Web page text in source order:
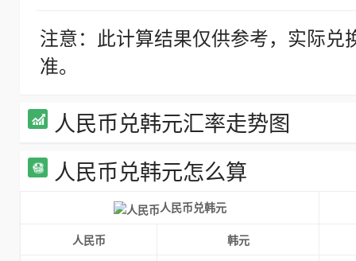
注意：此计算结果仅供参考，实际
准。
人民币兑韩元汇率走势图
人民币兑韩元怎么算
人民币兑韩元
人民币
韩元